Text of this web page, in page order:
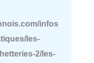
infos
les-
2/les-